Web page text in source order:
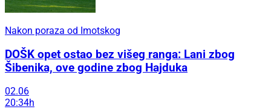
Nakon poraza od Imotskog
DOŠK opet ostao bez višeg ranga: Lani zbog
Šibenika, ove godine zbog Hajduka
02.06
20:34h